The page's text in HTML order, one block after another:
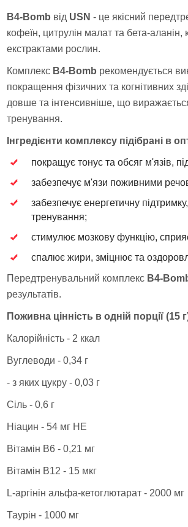
B4-Bomb від USN - це якісний
кофеїн, цитрулін малат та бета-
екстрактами рослин.
Комплекс B4-Bomb рекомендується
покращення фізичних та когнітивних
довше та інтенсивніше, що виражається
тренування.
Інгредієнти комплексу підібрані
покращує тонус та обсяг м'язів,
забезпечує м'язи поживними
забезпечує енергетичну
тренування;
стимулює мозкову функцію,
спалює жири, зміцнює та
Передтренувальний комплекс B4-
результатів.
Поживна цінність в одній порції (15
Калорійність - 2 ккал
Вуглеводи - 0,34 г
- з яких цукру - 0,03 г
Сіль - 0,6 г
Ніацин - 54 мг НЕ
Вітамін В6 - 0,21 мг
Вітамін В12 - 15 мкг
L-аргінін альфа-кетоглютарат - 2000 мг
Таурін - 1000 мг